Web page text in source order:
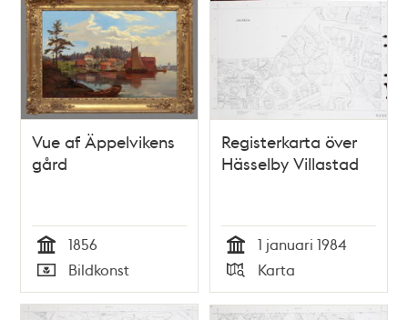
Lista
Karta
Vue af Äppelvikens
gård
Tid
1856
Typ
Bildkonst
Registerkarta över
Hässelby Villastad
Tid
1 januari 1984
Typ
Karta